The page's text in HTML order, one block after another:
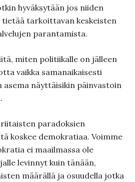
hyväksytään jos niiden
tietää tarkoittavan keskeisten
parantamista.
miten politiikalle on jälleen
vaikka samanaikaisesti
näyttäisikin päinvastoin
paradoksien
koskee demokratiaa. Voimme
ei maailmassa ole
levinnyt kuin tänään,
määrällä ja osuudella jotka